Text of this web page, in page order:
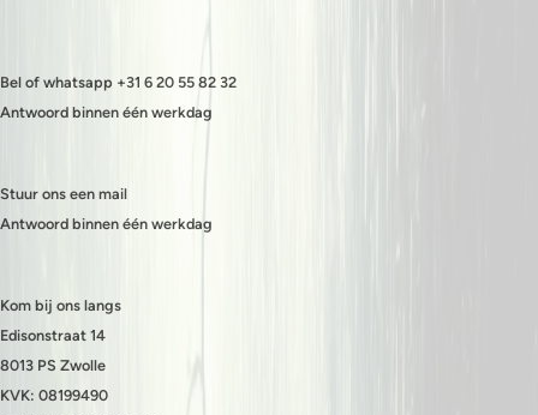
Bel of whatsapp +31 6 20 55 82 32
Antwoord binnen één werkdag
Stuur ons een mail
Antwoord binnen één werkdag
Kom bij ons langs
Edisonstraat 14
8013 PS Zwolle
KVK: 08199490